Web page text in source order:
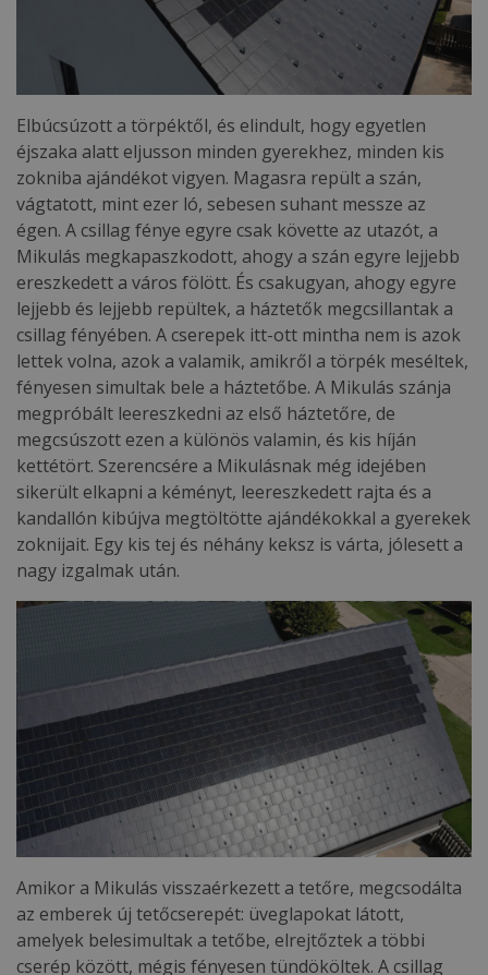
Elbúcsúzott a törpéktől, és elindult, hogy egyetlen
éjszaka alatt eljusson minden gyerekhez, minden kis
zokniba ajándékot vigyen. Magasra repült a szán,
vágtatott, mint ezer ló, sebesen suhant messze az
égen. A csillag fénye egyre csak követte az utazót, a
Mikulás megkapaszkodott, ahogy a szán egyre lejjebb
ereszkedett a város fölött. És csakugyan, ahogy egyre
lejjebb és lejjebb repültek, a háztetők megcsillantak a
csillag fényében. A cserepek itt-ott mintha nem is azok
lettek volna, azok a valamik, amikről a törpék meséltek,
fényesen simultak bele a háztetőbe. A Mikulás szánja
megpróbált leereszkedni az első háztetőre, de
megcsúszott ezen a különös valamin, és kis híján
kettétört. Szerencsére a Mikulásnak még idejében
sikerült elkapni a kéményt, leereszkedett rajta és a
kandallón kibújva megtöltötte ajándékokkal a gyerekek
zoknijait. Egy kis tej és néhány keksz is várta, jólesett a
nagy izgalmak után.
Amikor a Mikulás visszaérkezett a tetőre, megcsodálta
az emberek új tetőcserepét: üveglapokat látott,
amelyek belesimultak a tetőbe, elrejtőztek a többi
cserép között, mégis fényesen tündököltek. A csillag